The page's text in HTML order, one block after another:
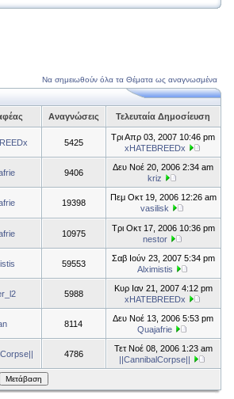
Να σημειωθούν όλα τα Θέματα ως αναγνωσμένα
Αναγνώσεις Τελευταία Δημοσίευση
5425
Τρι Απρ 03, 2007 10:46 pm
xHATEBREEDx
9406
Δευ Νοέ 20, 2006 2:34 am
kriz
19398
Πεμ Οκτ 19, 2006 12:26 am
vasilisk
10975
Τρι Οκτ 17, 2006 10:36 pm
nestor
59553
Σαβ Ιούν 23, 2007 5:34 pm
Alximistis
5988
Κυρ Ιαν 21, 2007 4:12 pm
xHATEBREEDx
8114
Δευ Νοέ 13, 2006 5:53 pm
Quajafrie
4786
Τετ Νοέ 08, 2006 1:23 am
||CannibalCorpse||
Μετάβαση